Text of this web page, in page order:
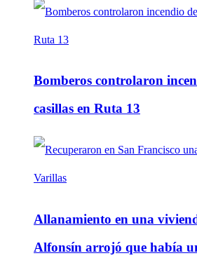
Bomberos controlaron
casillas en Ruta 13
Allanamiento en una
Alfonsín arrojó que había